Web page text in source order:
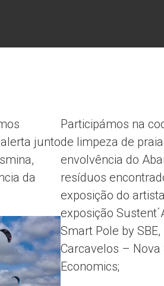
junto
da
Participámos na
de limpeza de
envolvência do
resíduos
exposição do
exposição
Smart Pole by
Carcavelos –
Economics;